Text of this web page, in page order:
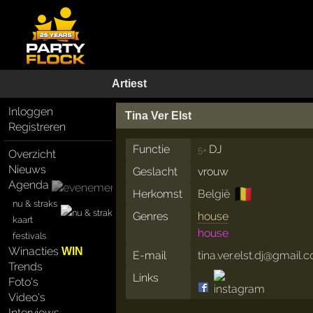
Artiest
Inloggen
Registreren
Overzicht
Nieuws
Agenda
nu & straks
kaart
festivals
WinactiesWIN
Trends
Foto's
Video's
Tina Ver Elst
Functie 5× DJ
Geslacht
vrouw
Herkomst
België 🇧🇪
Genres
house
house
E-mail
Links